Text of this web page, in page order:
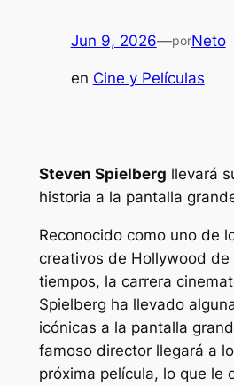
Jun 9, 2026—porNeto
en Cine y Películas
Steven Spielberg llevará
historia a la pantalla
Reconocido como uno de
creativos de Hollywood de
tiempos, la carrera
Spielberg ha llevado
icónicas a la pantalla
famoso director llegará a
próxima película, lo que le